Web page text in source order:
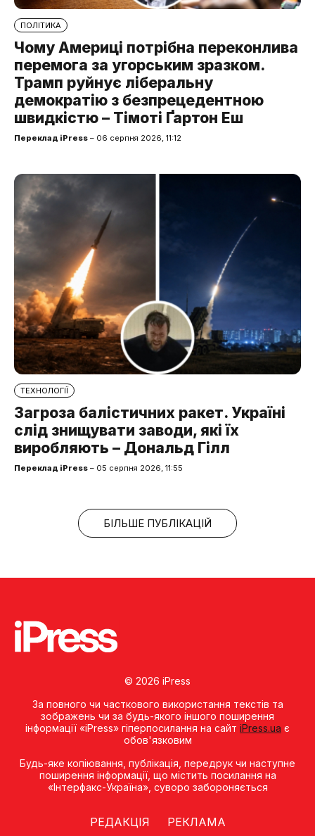
ПОЛІТИКА
Чому Америці потрібна переконлива
перемога за угорським зразком.
Трамп руйнує ліберальну
демократію з безпрецедентною
швидкістю – Тімоті Ґартон Еш
Переклад iPress – 06 серпня 2026, 11:12
ТЕХНОЛОГІЇ
Загроза балістичних ракет. Україні
слід знищувати заводи, які їх
виробляють – Дональд Гілл
Переклад iPress – 05 серпня 2026, 11:55
БІЛЬШЕ ПУБЛІКАЦІЙ
© 2026 iPress
За повного чи часткового використання текстів та
зображень чи за будь-якого іншого поширення
інформації «iPress» гіперпосилання на сайт iPress.ua є
обов'язковим
Будь-яке копiювання, публiкацiя, передрук чи наступне
поширення iнформацiї, що мiстить посилання на
«Iнтерфакс-Україна», суворо забороняється
РЕДАКЦІЯ
РЕКЛАМА